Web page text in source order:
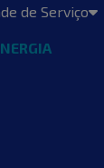
de Serviço